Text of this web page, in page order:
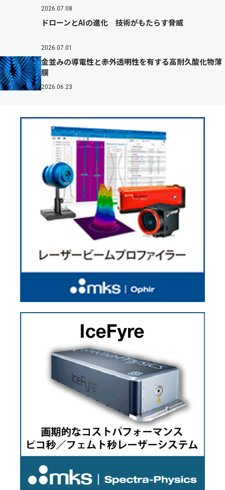
2026.07.08
ドローンとAIの進化 技術がもたらす脅威
2026.07.01
金並みの導電性と赤外透明性を有する高耐久酸化物薄
膜
2026.06.23